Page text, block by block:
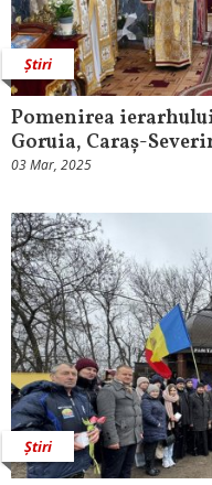
Știri
Pomenirea
Goruia, Caraș-
03 Mar, 2025
Știri